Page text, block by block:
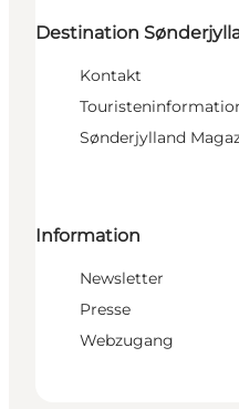
Destination
Kontakt
Sønderjylland
Information
Newsletter
Presse
Webzugang